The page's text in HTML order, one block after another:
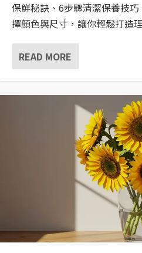
保鮮秘訣、6步驟清潔保養技
擇顏色與尺寸，讓你輕鬆打造
READ MORE